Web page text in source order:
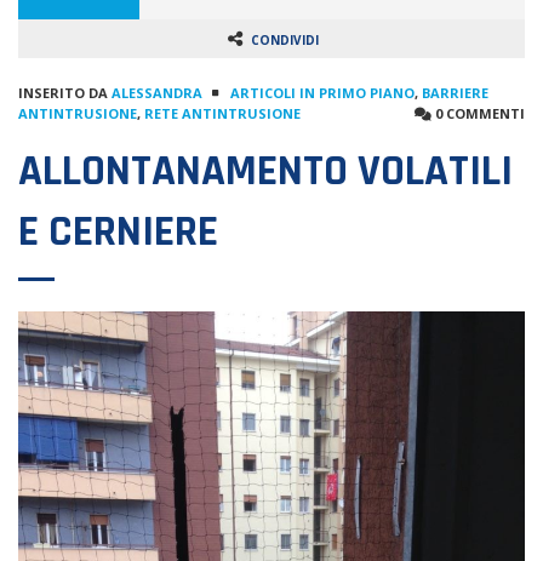
CONDIVIDI
INSERITO DA ALESSANDRA ARTICOLI IN PRIMO PIANO, BARRIERE
ANTINTRUSIONE, RETE ANTINTRUSIONE 0 COMMENTI
ALLONTANAMENTO VOLATILI
E CERNIERE